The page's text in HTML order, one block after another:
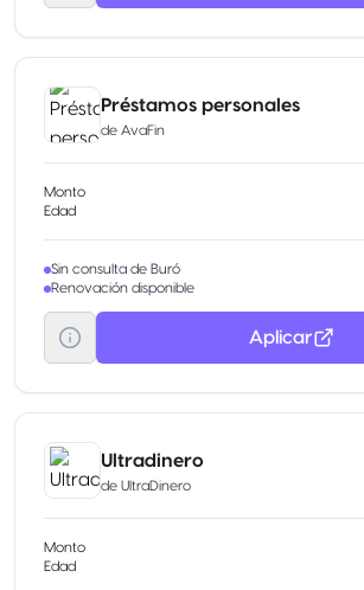
Préstamos personales
de AvaFin
Monto
Edad
Sin consulta de Buró
Renovación disponible
Aplicar
Ultradinero
de UltraDinero
Monto
Edad